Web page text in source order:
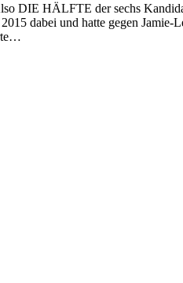
DIE HÄLFTE der sechs
dabei und hatte gegen